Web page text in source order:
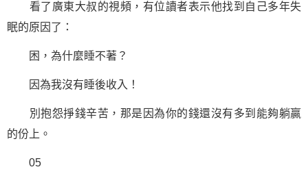
看了廣東大叔的視頻，有位讀者表示他找到自己多年失
眠的原因了：
困，為什麼睡不著？
因為我沒有睡後收入！
別抱怨掙錢辛苦，那是因為你的錢還沒有多到能夠躺贏
的份上。
05